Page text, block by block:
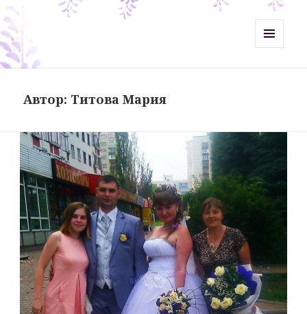
Автор: Титова Мария